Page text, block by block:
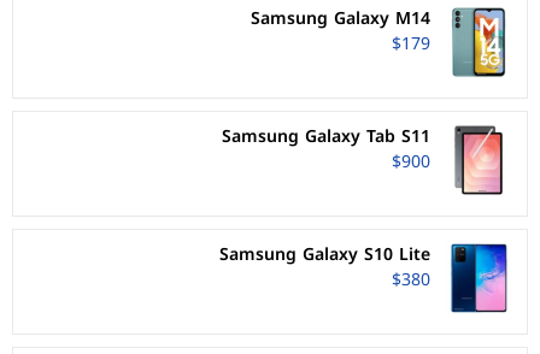
Samsung Galaxy M14
$179
Samsung Galaxy Tab S11
$900
Samsung Galaxy S10 Lite
$380